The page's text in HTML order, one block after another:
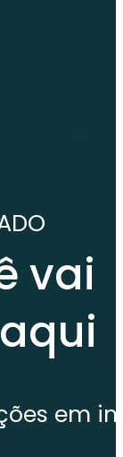
vai
em